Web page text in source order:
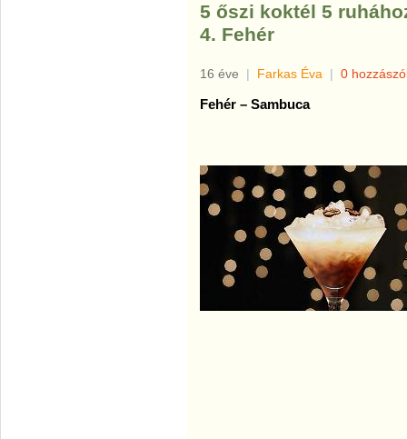
5 őszi koktél 5
4. Fehér
16 éve | Farkas Éva | 0
Fehér – Sambuca
-
-
-
-